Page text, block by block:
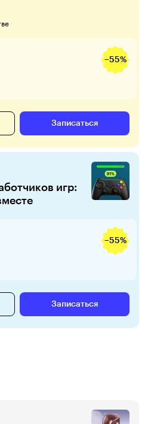
−55%
Записаться
игр:
−55%
Записаться